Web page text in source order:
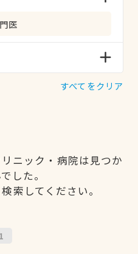
医
すべてをクリア
ニック・病院は見つか
した。
索してください。
1